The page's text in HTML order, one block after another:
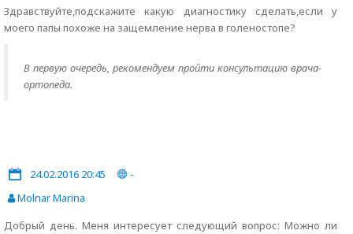
Здравствуйте,подскажите какую диагностику сделать,если у
моего папы похоже на защемление нерва в голеностопе?
В первую очередь, рекомендуем пройти консультацию врача-
ортопеда.
24.02.2016 20:45
-
Molnar Marina
Добрый день. Меня интересует следующий вопрос: Можно ли